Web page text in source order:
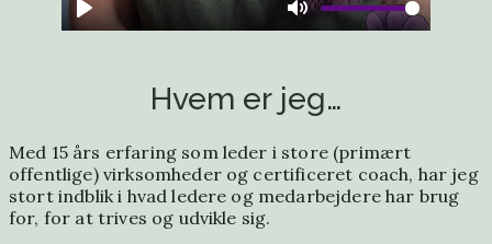
Hvem er jeg…
Med 15 års erfaring som leder i store (primært
offentlige) virksomheder og certificeret coach, har jeg
stort indblik i hvad ledere og medarbejdere har brug
for, for at trives og udvikle sig.